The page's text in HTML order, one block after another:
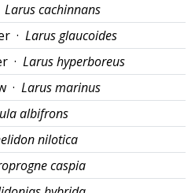
Larus cachinnans
· Larus glaucoides
· Larus hyperboreus
· Larus marinus
albifrons
nilotica
caspia